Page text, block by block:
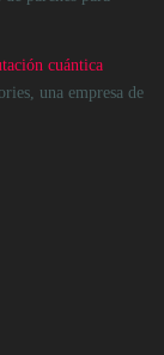
cuántica
una empresa de